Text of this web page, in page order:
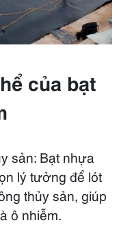
của bạt
sản: Bạt nhựa
lý tưởng để lót
thủy sản, giúp
ô nhiễm.